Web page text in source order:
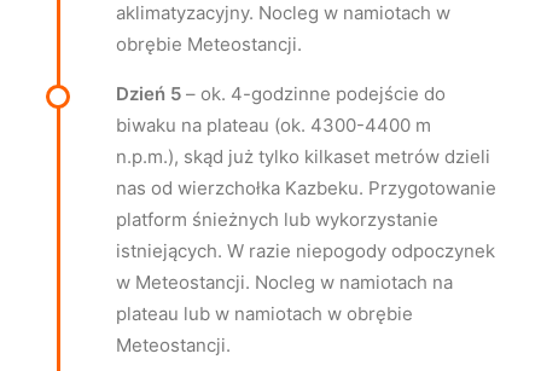
aklimatyzacyjny. Nocleg w namiotach w
obrębie Meteostancji.
Dzień 5 – ok. 4-godzinne podejście do
biwaku na plateau (ok. 4300-4400 m
n.p.m.), skąd już tylko kilkaset metrów dzieli
nas od wierzchołka Kazbeku. Przygotowanie
platform śnieżnych lub wykorzystanie
istniejących. W razie niepogody odpoczynek
w Meteostancji. Nocleg w namiotach na
plateau lub w namiotach w obrębie
Meteostancji.